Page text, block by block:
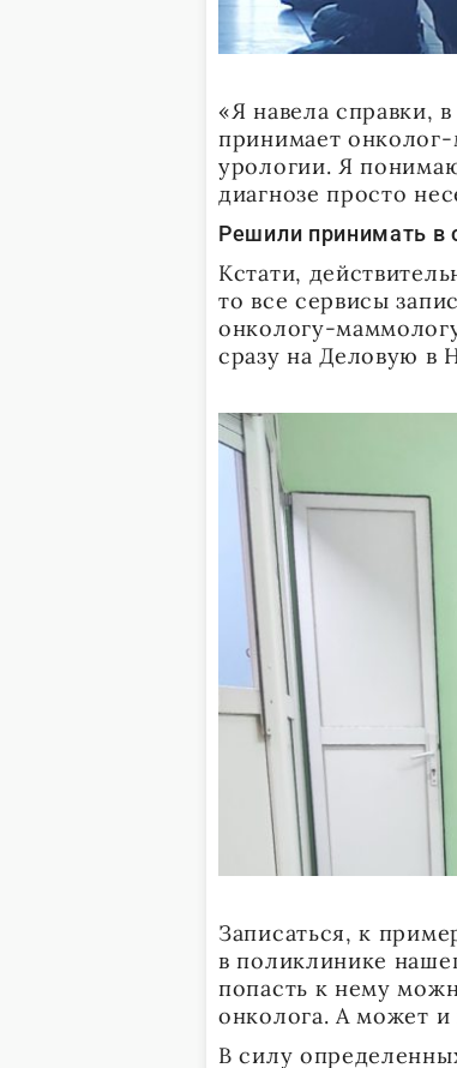
«Я навела справки,
принимает
урологии. Я
диагнозе просто
Решили принимать в
Кстати,
то все сервисы
онкологу-
сразу на Деловую в
Записаться, к
в поликлинике
попасть к нему
онколога. А может и
В силу